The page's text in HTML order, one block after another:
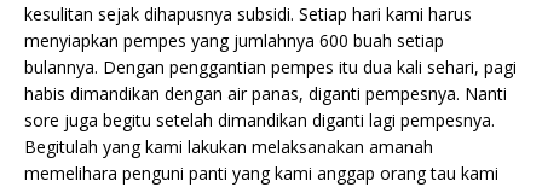
kesulitan sejak dihapusnya subsidi. Setiap hari kami harus
menyiapkan pempes yang jumlahnya 600 buah setiap
bulannya. Dengan penggantian pempes itu dua kali sehari, pagi
habis dimandikan dengan air panas, diganti pempesnya. Nanti
sore juga begitu setelah dimandikan diganti lagi pempesnya.
Begitulah yang kami lakukan melaksanakan amanah
memelihara penguni panti yang kami anggap orang tau kami